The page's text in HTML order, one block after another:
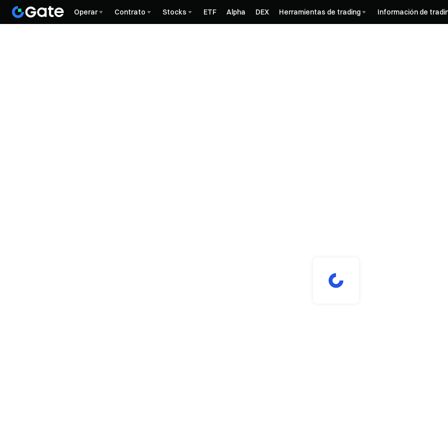
Operar Contrato Stocks ETF Alpha DEX Herramientas de trading Información de